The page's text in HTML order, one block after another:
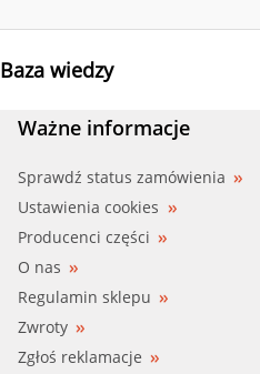
Baza wiedzy
Ważne informacje
Sprawdź status zamówienia
Ustawienia cookies
Producenci części
O nas
Regulamin sklepu
Zwroty
Zgłoś reklamacje